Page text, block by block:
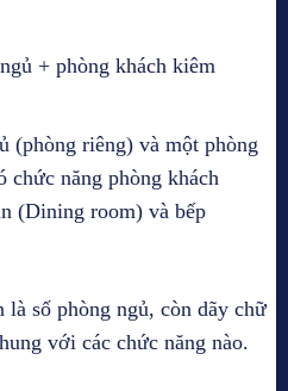
+ phòng khách kiêm
(phòng riêng) và một phòng
năng phòng khách
(Dining room) và bếp
là số phòng ngủ, còn dãy chữ
với các chức năng nào.